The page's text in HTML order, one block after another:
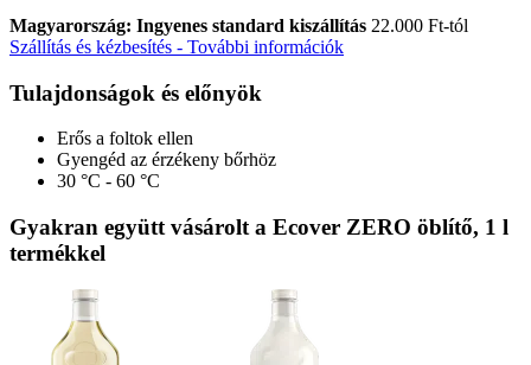
Magyarország: Ingyenes standard kiszállítás 22.000 Ft-tól
Szállítás és kézbesítés - További információk
Tulajdonságok és előnyök
Erős a foltok ellen
Gyengéd az érzékeny bőrhöz
30 °C - 60 °C
Gyakran együtt vásárolt a Ecover ZERO öblítő, 1 l
termékkel